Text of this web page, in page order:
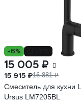
-6%
15 005 ₽
15 915 ₽16 881 ₽
Смеситель для кухни
Ursus LM7205BL